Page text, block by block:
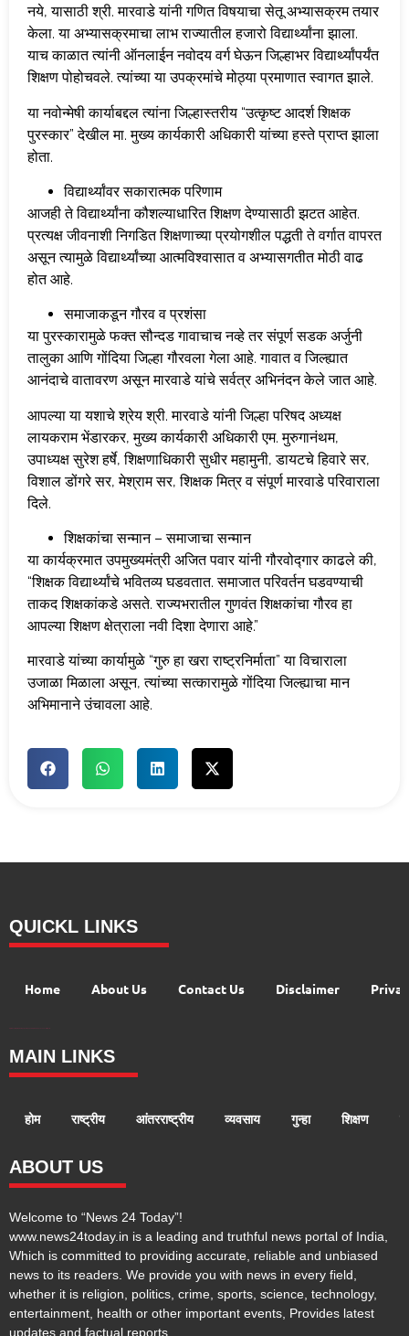
नये, यासाठी श्री. मारवाडे यांनी गणित विषयाचा सेतू अभ्यासक्रम तयार
केला. या अभ्यासक्रमाचा लाभ राज्यातील हजारो विद्यार्थ्यांना झाला.
याच काळात त्यांनी ऑनलाईन नवोदय वर्ग घेऊन जिल्हाभर विद्यार्थ्यांपर्यंत
शिक्षण पोहोचवले. त्यांच्या या उपक्रमांचे मोठ्या प्रमाणात स्वागत झाले.
या नवोन्मेषी कार्याबद्दल त्यांना जिल्हास्तरीय “उत्कृष्ट आदर्श शिक्षक
पुरस्कार” देखील मा. मुख्य कार्यकारी अधिकारी यांच्या हस्ते प्राप्त झाला
होता.
विद्यार्थ्यांवर सकारात्मक परिणाम
आजही ते विद्यार्थ्यांना कौशल्याधारित शिक्षण देण्यासाठी झटत आहेत.
प्रत्यक्ष जीवनाशी निगडित शिक्षणाच्या प्रयोगशील पद्धती ते वर्गात वापरत
असून त्यामुळे विद्यार्थ्यांच्या आत्मविश्वासात व अभ्यासगतीत मोठी वाढ
होत आहे.
समाजाकडून गौरव व प्रशंसा
या पुरस्कारामुळे फक्त सौन्दड गावाचाच नव्हे तर संपूर्ण सडक अर्जुनी
तालुका आणि गोंदिया जिल्हा गौरवला गेला आहे. गावात व जिल्ह्यात
आनंदाचे वातावरण असून मारवाडे यांचे सर्वत्र अभिनंदन केले जात आहे.
आपल्या या यशाचे श्रेय श्री. मारवाडे यांनी जिल्हा परिषद अध्यक्ष
लायकराम भेंडारकर, मुख्य कार्यकारी अधिकारी एम. मुरुगानंथम,
उपाध्यक्ष सुरेश हर्षे, शिक्षणाधिकारी सुधीर महामुनी, डायटचे हिवारे सर,
विशाल डोंगरे सर, मेश्राम सर, शिक्षक मित्र व संपूर्ण मारवाडे परिवाराला
दिले.
शिक्षकांचा सन्मान – समाजाचा सन्मान
या कार्यक्रमात उपमुख्यमंत्री अजित पवार यांनी गौरवोद्गार काढले की,
“शिक्षक विद्यार्थ्यांचे भवितव्य घडवतात. समाजात परिवर्तन घडवण्याची
ताकद शिक्षकांकडे असते. राज्यभरातील गुणवंत शिक्षकांचा गौरव हा
आपल्या शिक्षण क्षेत्राला नवी दिशा देणारा आहे.”
मारवाडे यांच्या कार्यामुळे “गुरु हा खरा राष्ट्रनिर्माता” या विचाराला
उजाळा मिळाला असून, त्यांच्या सत्कारामुळे गोंदिया जिल्ह्याचा मान
अभिमानाने उंचावला आहे.
QUICKL LINKS
Home About Us Contact Us Disclaimer
MAIN LINKS
होम राष्ट्रीय आंतरराष्ट्रीय व्यवसाय गुन्हा शिक्षण
ABOUT US
Welcome to “News 24 Today”!
www.news24today.in is a leading and truthful news portal of India,
Which is committed to providing accurate, reliable and unbiased
news to its readers. We provide you with news in every field,
whether it is religion, politics, crime, sports, science, technology,
entertainment, health or other important events, Provides latest
updates and factual reports.